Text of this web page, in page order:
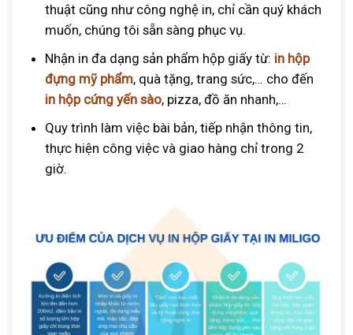
thuật cũng như công nghệ in, chỉ cần quý khách
muốn, chúng tôi sẵn sàng phục vụ.
Nhận in đa dạng sản phẩm hộp giấy từ: in hộp
đựng mỹ phẩm, quà tặng, trang sức,… cho đến
in hộp cứng yến sào, pizza, đồ ăn nhanh,…
Quy trình làm việc bài bản, tiếp nhận thông tin,
thực hiện công việc và giao hàng chỉ trong 2
giờ.